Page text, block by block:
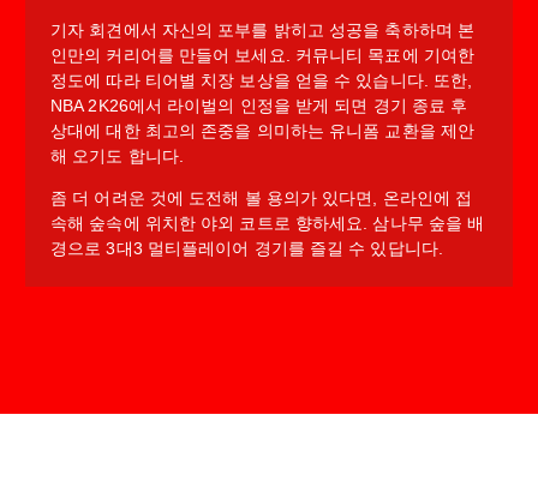
기자 회견에서 자신의 포부를 밝히고 성공을 축하하며 본
인만의 커리어를 만들어 보세요. 커뮤니티 목표에 기여한
정도에 따라 티어별 치장 보상을 얻을 수 있습니다. 또한,
NBA 2K26에서 라이벌의 인정을 받게 되면 경기 종료 후
상대에 대한 최고의 존중을 의미하는 유니폼 교환을 제안
해 오기도 합니다.
좀 더 어려운 것에 도전해 볼 용의가 있다면, 온라인에 접
속해 숲속에 위치한 야외 코트로 향하세요. 삼나무 숲을 배
경으로 3대3 멀티플레이어 경기를 즐길 수 있답니다.